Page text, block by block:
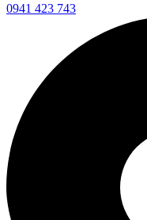
0941 423 743